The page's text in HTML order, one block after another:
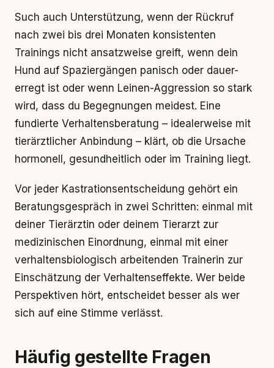
Such auch Unterstützung, wenn der Rückruf
nach zwei bis drei Monaten konsistenten
Trainings nicht ansatzweise greift, wenn dein
Hund auf Spaziergängen panisch oder dauer-
erregt ist oder wenn Leinen-Aggression so stark
wird, dass du Begegnungen meidest. Eine
fundierte Verhaltensberatung – idealerweise mit
tierärztlicher Anbindung – klärt, ob die Ursache
hormonell, gesundheitlich oder im Training liegt.
Vor jeder Kastrationsentscheidung gehört ein
Beratungsgespräch in zwei Schritten: einmal mit
deiner Tierärztin oder deinem Tierarzt zur
medizinischen Einordnung, einmal mit einer
verhaltensbiologisch arbeitenden Trainerin zur
Einschätzung der Verhaltenseffekte. Wer beide
Perspektiven hört, entscheidet besser als wer
sich auf eine Stimme verlässt.
Häufig gestellte Fragen